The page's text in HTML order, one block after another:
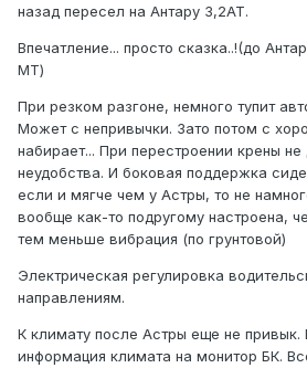
назад пересел на Антару 3,2АТ.
Впечатление... просто сказка..!(до
МТ)
При резком разгоне, немного тупит
Может с непривычки. Зато потом с
набирает... При перестроении крены
неудобства. И боковая поддержка
если и мягче чем у Астры, то не
вообще как-то подругому настроена,
тем меньше вибрация (по грунтовой)
Электрическая регулировка
направлениям.
К климату после Астры еще не привык.
информация климата на монитор БК.